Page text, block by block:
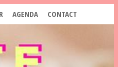
AGENDA CONTACT